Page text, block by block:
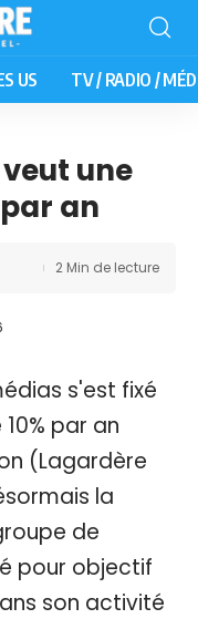
US TV / RADIO /
une
an
2 Min de lecture
s'est fixé
par an
(Lagardère
la
de
pour objectif
son activité